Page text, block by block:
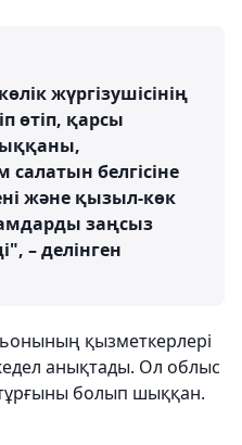
жүргізушісінің
өтіп, қарсы
белгісіне
және қызыл-көк
заңсыз
– делінген
қызметкерлері
анықтады. Ол облыс
болып шыққан.